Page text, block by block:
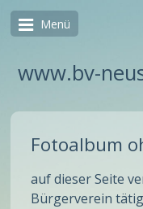
Menü
www.bv-
Fotoalbum
auf dieser Seite
Bürgerverein